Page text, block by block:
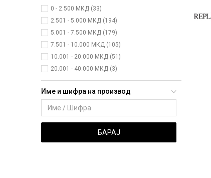
0 - 2.500 МКД (33)
2.501 - 5.000 МКД (194)
5.001 - 7.500 МКД (179)
7.501 - 10.000 МКД (105)
10.001 - 20.000 МКД (51)
20.001 - 40.000 МКД (3)
Име и шифра на производ
БАРАЈ